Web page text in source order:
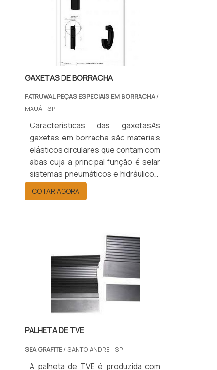
tipos de fluidos, como: Vapor; Óleo;
Água; Ar comprimido.Sua aplicação
está direcionada para medições de
pressão em processos industriais.
GAXETAS DE BORRACHA
FATRUWAL PEÇAS ESPECIAIS EM BORRACHA/
MAUÁ - SP
Características das gaxetasAs
gaxetas em borracha são materiais
elásticos circulares que contam com
abas cuja a principal função é selar
sistemas pneumáticos e hidráulicos,
de modo a evitar vazamentos.Essas
gaxetas oferecem maior
estabilidade estática para os
seu uso operacional, oferecendo
proteção a estes componentes
para que o desgaste seja evitado,
deformados ou sofram rupturas e
trincas.Principais vantagensAs
gaxetas de borracha são
desenvolvidas para aumentar .
COTAR AGORA
PALHETA DE TVE
SEA GRAFITE/ SANTO ANDRÉ - SP
A palheta de TVE é produzida com